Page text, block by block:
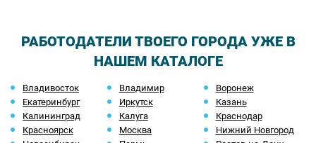
РАБОТОДАТЕЛИ ТВОЕГО ГОРОДА УЖЕ В
НАШЕМ КАТАЛОГЕ
Владивосток Владимир
Воронеж
Екатеринбург
Иркутск
Казань
Калининград
Калуга
Краснодар
Красноярск
Москва
Нижний Новгород